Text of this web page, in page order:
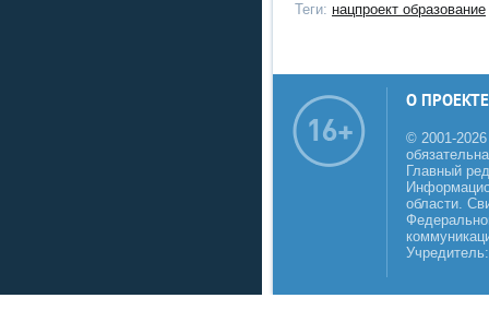
Теги: нацпроект образование
О ПРОЕКТЕ
© 2001-
Главный
области.